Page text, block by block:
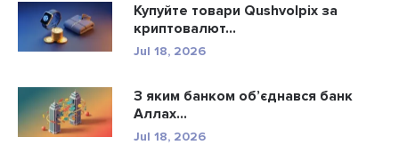
Купуйте товари Qushvolpix за
криптовалют...
Jul 18, 2026
З яким банком об’єднався банк
Аллах...
Jul 18, 2026